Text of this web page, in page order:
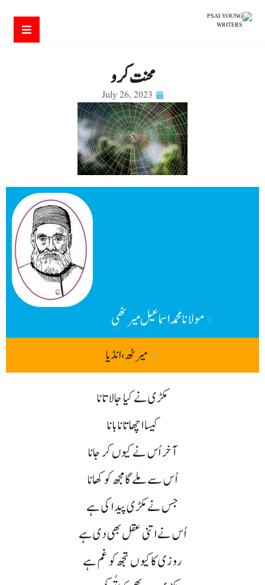
محنت کرو
July 26, 2023
مولانا محمد اسماعیل میرٹھی
میرٹھ، انڈیا
مکڑی نے کیا جالا تانا
کیسا اچھا تانا بانا
آخر اُس نے کیوں کر جانا
اُس سے ملے گا مجھ کو کھانا
جس نے مکڑی پیدا کی ہے
اُس نے اتنی عقل بھی دی ہے
روزی کا کیوں تجھ کو غم ہے